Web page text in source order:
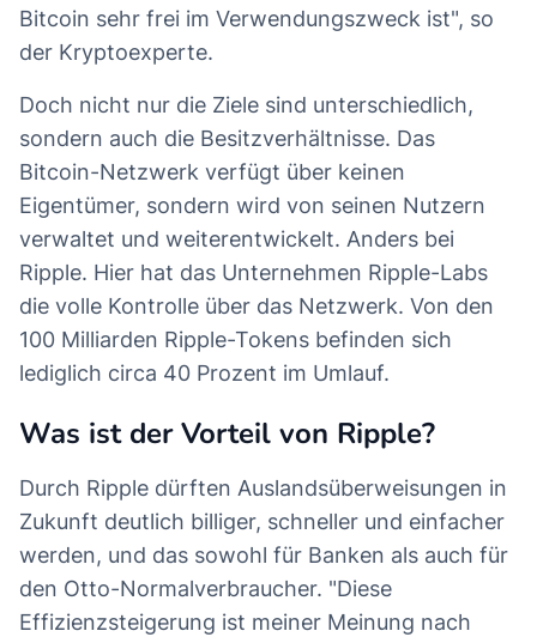
Bitcoin sehr frei im Verwendungszweck ist", so
der Kryptoexperte.
Doch nicht nur die Ziele sind unterschiedlich,
sondern auch die Besitzverhältnisse. Das
Bitcoin-Netzwerk verfügt über keinen
Eigentümer, sondern wird von seinen Nutzern
verwaltet und weiterentwickelt. Anders bei
Ripple. Hier hat das Unternehmen Ripple-Labs
die volle Kontrolle über das Netzwerk. Von den
100 Milliarden Ripple-Tokens befinden sich
lediglich circa 40 Prozent im Umlauf.
Was ist der Vorteil von Ripple?
Durch Ripple dürften Auslandsüberweisungen in
Zukunft deutlich billiger, schneller und einfacher
werden, und das sowohl für Banken als auch für
den Otto-Normalverbraucher. "Diese
Effizienzsteigerung ist meiner Meinung nach